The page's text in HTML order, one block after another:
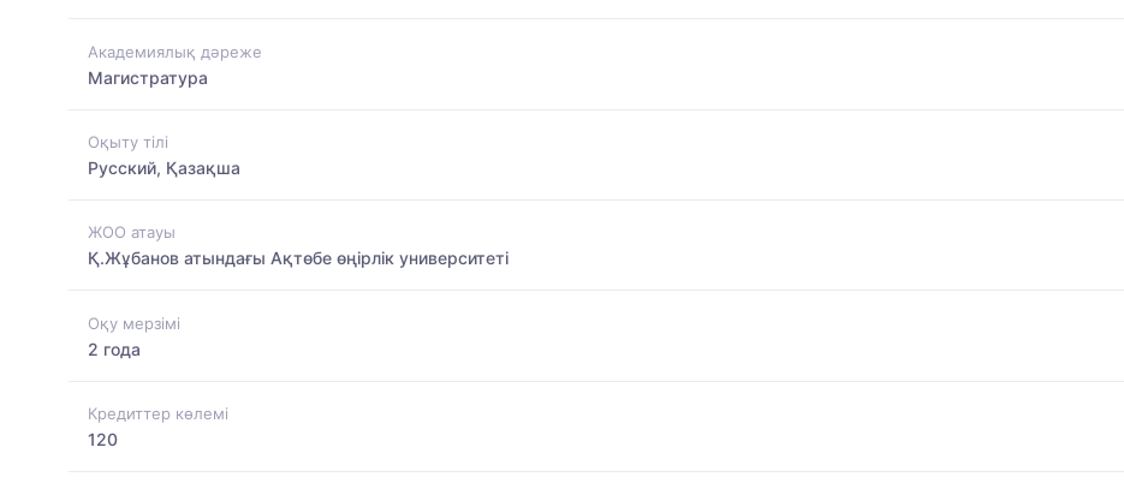
Академиялық дәреже
Магистратура
Оқыту тілі
Русский, Қазақша
ЖОО атауы
Қ.Жұбанов атындағы Ақтөбе өңірлік университеті
Оқу мерзімі
2 года
Кредиттер көлемі
120